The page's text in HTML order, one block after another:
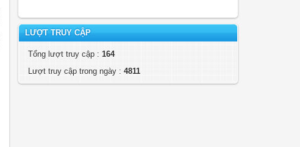
LƯỢT TRUY CẬP
Tổng lượt truy cập : 164
Lượt truy cập trong ngày : 4811